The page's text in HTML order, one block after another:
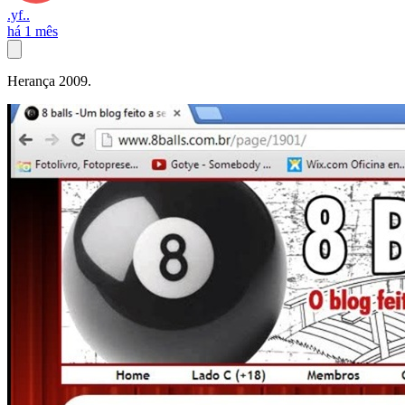
.yf..
há 1 mês
Herança 2009.